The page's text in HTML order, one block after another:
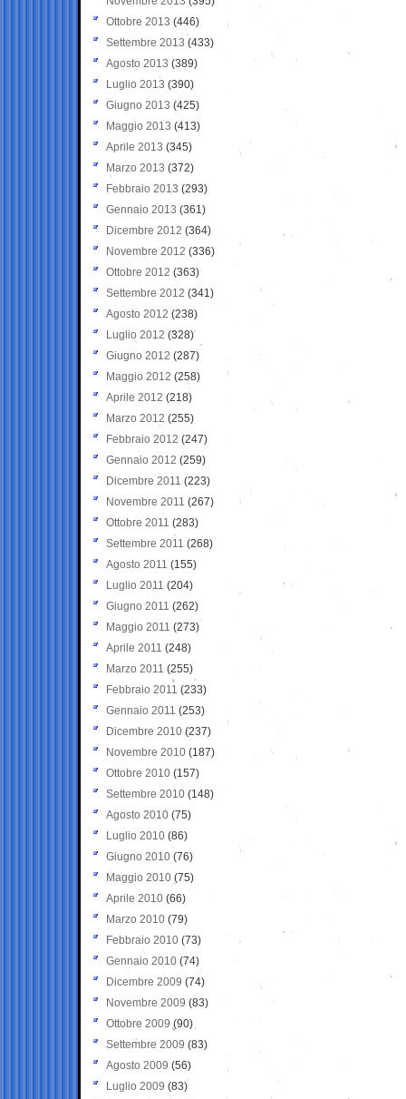
Ottobre 2013 (446)
Settembre 2013 (433)
Agosto 2013 (389)
Luglio 2013 (390)
Giugno 2013 (425)
Maggio 2013 (413)
Aprile 2013 (345)
Marzo 2013 (372)
Febbraio 2013 (293)
Gennaio 2013 (361)
Dicembre 2012 (364)
Novembre 2012 (336)
Ottobre 2012 (363)
Settembre 2012 (341)
Agosto 2012 (238)
Luglio 2012 (328)
Giugno 2012 (287)
Maggio 2012 (258)
Aprile 2012 (218)
Marzo 2012 (255)
Febbraio 2012 (247)
Gennaio 2012 (259)
Dicembre 2011 (223)
Novembre 2011 (267)
Ottobre 2011 (283)
Settembre 2011 (268)
Agosto 2011 (155)
Luglio 2011 (204)
Giugno 2011 (262)
Maggio 2011 (273)
Aprile 2011 (248)
Marzo 2011 (255)
Febbraio 2011 (233)
Gennaio 2011 (253)
Dicembre 2010 (237)
Novembre 2010 (187)
Ottobre 2010 (157)
Settembre 2010 (148)
Agosto 2010 (75)
Luglio 2010 (86)
Giugno 2010 (76)
Maggio 2010 (75)
Aprile 2010 (66)
Marzo 2010 (79)
Febbraio 2010 (73)
Gennaio 2010 (74)
Dicembre 2009 (74)
Novembre 2009 (83)
Ottobre 2009 (90)
Settembre 2009 (83)
Agosto 2009 (56)
Luglio 2009 (83)